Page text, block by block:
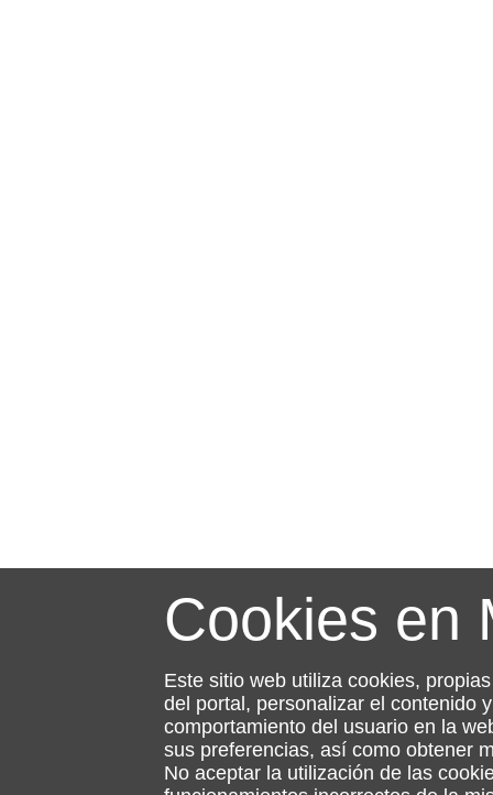
Cookies en
Este sitio web utiliza cookies,
del portal, personalizar el contenido
comportamiento del usuario en la
sus preferencias, así como obtener
No aceptar la utilización de las